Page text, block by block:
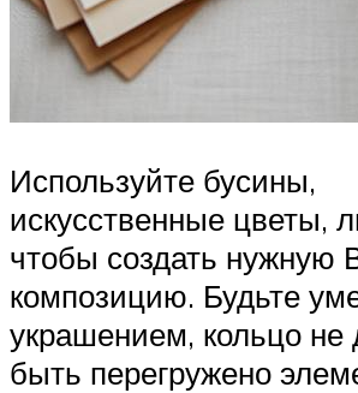
Используйте бусины,
искусственные цветы,
чтобы создать нужную
композицию. Будьте
украшением, кольцо не
быть перегружено